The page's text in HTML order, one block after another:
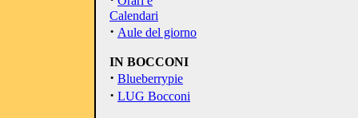
Calendari
· Aule del giorno
IN BOCCONI
· Blueberrypie
· LUG Bocconi